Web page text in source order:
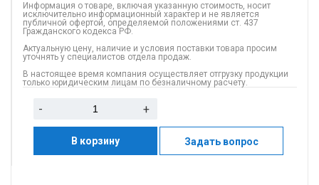
Информация о товаре, включая указанную стоимость, носит
исключительно информационный характер и не является
публичной офертой, определяемой положениями ст. 437
Гражданского кодекса РФ.
Актуальную цену, наличие и условия поставки товара просим
уточнять у специалистов отдела продаж.
В настоящее время компания осуществляет отгрузку продукции
только юридическим лицам по безналичному расчету.
- +
В корзину Задать вопрос